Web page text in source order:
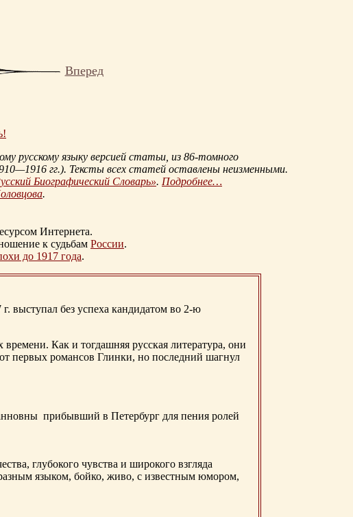
Вперед
русскому языку версией статьи, из 86-томного
гг.). Тексты всех статей оставлены неизменными.
Биографический Словарь». Подробнее…
.
Интернета.
к судьбам России.
до 1917 года.
выступал без успеха кандидатом во 2-ю
Как и тогдашняя русская литература, они
первых романсов Глинки, но последний шагнул
прибывший в Петербург для пения ролей
глубокого чувства и широкого взгляда
языком, бойко, живо, с известным юмором,